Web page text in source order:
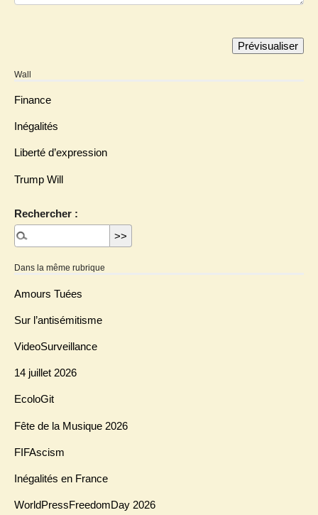
Wall
Finance
Inégalités
Liberté d’expression
Trump Will
Rechercher :
Dans la même rubrique
Amours Tuées
Sur l’antisémitisme
VideoSurveillance
14 juillet 2026
EcoloGit
Fête de la Musique 2026
FIFAscism
Inégalités en France
WorldPressFreedomDay 2026